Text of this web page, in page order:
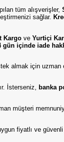
tüm alışverişler,
sağlar.
Kargo ve Yurtiçi
gün içinde iade
almak için
İsterseniz, banka
müşteri
fiyatlı ve